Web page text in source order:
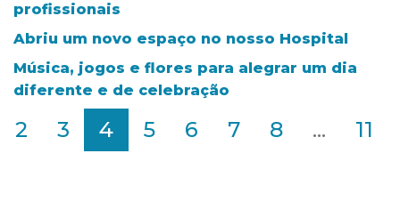
profissionais
Abriu um novo espaço no nosso Hospital
Música, jogos e flores para alegrar um dia
diferente e de celebração
2 3 4 5 6 7 8 ... 11